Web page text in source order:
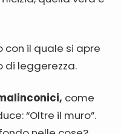
con il quale si apre
di leggerezza.
come
“Oltre il muro”.